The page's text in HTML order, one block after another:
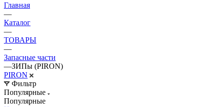
Главная
—
Каталог
—
ТОВАРЫ
—
Запасные части
—ЗИПы (PIRON)
PIRON
Фильтр
Популярные
Популярные